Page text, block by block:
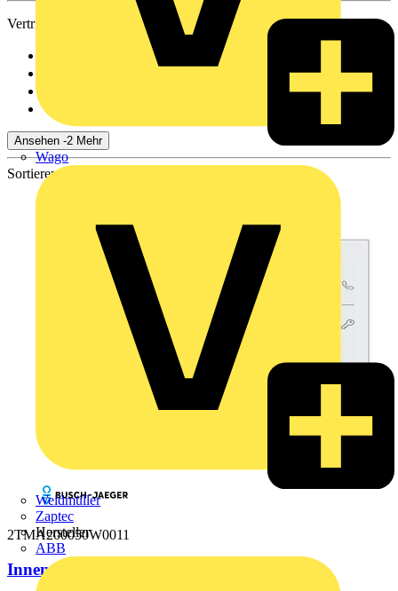
Wago
Weidmüller
Zaptec
Hersteller
ABB
Vertriebspartner
Adalbert Zajadacz Gm...
(312)
Ansehen -2 Mehr
Sortieren nach:
2TMA200050W0011
Innenstation Video 4.3"